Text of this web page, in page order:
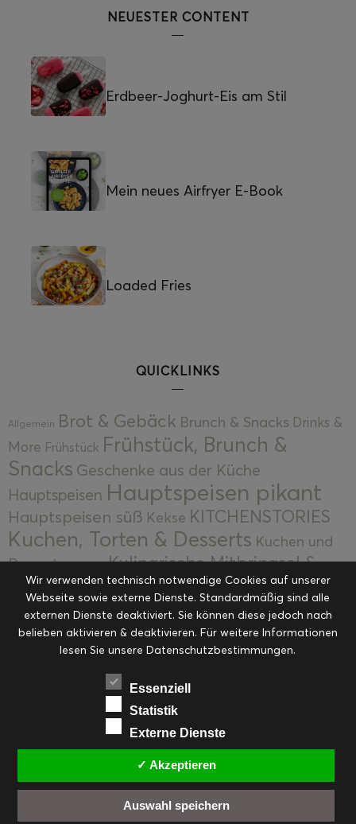
NEUESTER CONTENT
Erdbeer-Joghurt-Eis am Stil
Mein neues Airfryer E-Book
Loaded Fries
QUICKLINKS
Allgemein Brot & Gebäck Brunch & Snacks Drinks &
More Frühstück Frühstück, Brunch &
Snacks Geschenke aus der Küche
Hauptspeisen Hauptspeisen pikant
Hauptspeisen süß Kekse KITCHENSTORIES
Kuchen, Torten & Desserts Kuchen und
Desserts
Kulinarische Mitbringsel &
Eingemachtes Ohne Kategorie Ostern Resteküche
RezepteSaisonalSliderStartseite
Suppen, Salate & Vorspeisen Vorspeisen &
Vorspeisen, Salate & Suppen
Weihnachten Workshops & Events
PINTEREST
Wir verwenden technisch notwendige Cookies auf unserer
Webseite sowie externe Dienste. Standardmäßig sind alle
externen Dienste deaktiviert. Sie können diese jedoch nach
belieben aktivieren & deaktivieren. Für weitere Informationen
lesen Sie unsere Datenschutzbestimmungen.
Essenziell
Statistik
Externe Dienste
✓ Akzeptieren
Auswahl speichern